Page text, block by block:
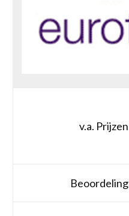
v.a. Prijzen
Beoordeling